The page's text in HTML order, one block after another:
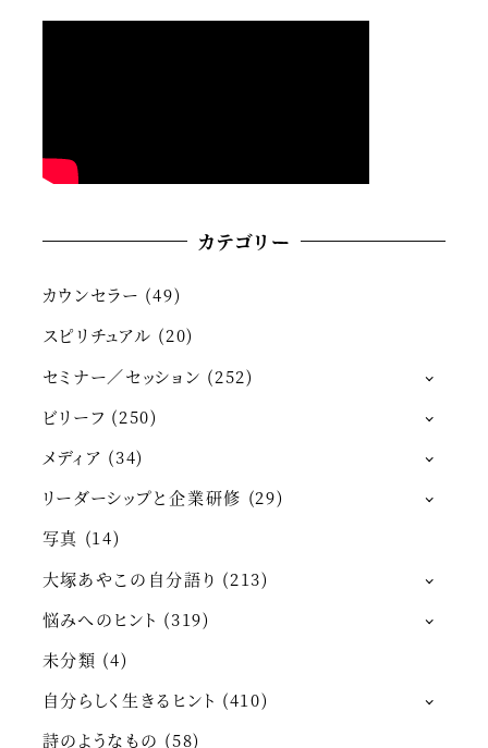
カテゴリー
カウンセラー (49)
スピリチュアル (20)
セミナー／セッション (252)
ビリーフ (250)
メディア (34)
リーダーシップと企業研修 (29)
写真 (14)
大塚あやこの自分語り (213)
悩みへのヒント (319)
未分類 (4)
自分らしく生きるヒント (410)
詩のようなもの (58)